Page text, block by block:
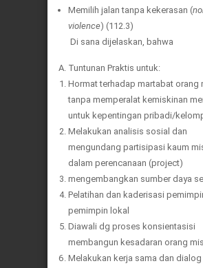
Memilih jalan tanpa kekerasan (
violence) (112.3)
Di sana dijelaskan, bahwa
Tuntunan Praktis untuk:
Hormat terhadap martabat orang
tanpa memperalat kemiskinan
untuk kepentingan pribadi/
Melakukan analisis sosial dan
mengundang partisipasi kaum
dalam perencanaan (project)
mengembangkan sumber daya
Pelatihan dan kaderisasi
pemimpin lokal
Diawali dg proses konsientasisi
membangun kesadaran orang
Melakukan kerja sama dan dialog